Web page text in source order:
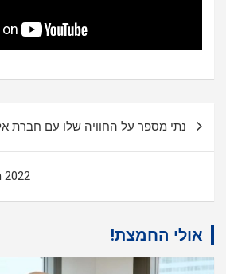
נתי מספר על החוויה שלו עם חברת
2022 מעל חמישים אחוז!
אולי החמצת!